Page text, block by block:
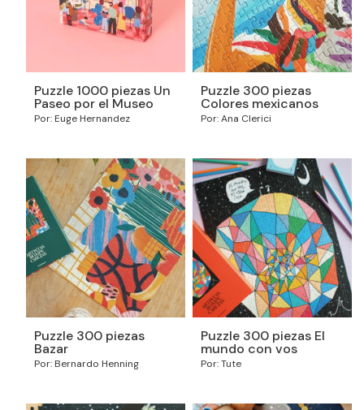
Puzzle 1000 piezas Un
Paseo por el Museo
Por: Euge Hernandez
Puzzle 300 piezas
Colores mexicanos
Por: Ana Clerici
Puzzle 300 piezas
Bazar
Por: Bernardo Henning
Puzzle 300 piezas El
mundo con vos
Por: Tute